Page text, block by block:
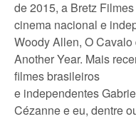
de 2015, a Bretz
cinema nacional e
Woody Allen, O
Another Year. Mais
filmes brasileiros
e independentes
Cézanne e eu, dentre